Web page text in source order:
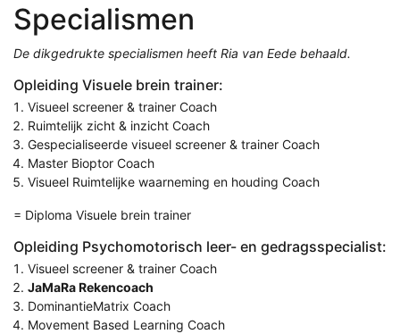
Specialismen
De dikgedrukte specialismen heeft Ria van Eede behaald.
Opleiding Visuele brein trainer:
Visueel screener & trainer Coach
Ruimtelijk zicht & inzicht Coach
Gespecialiseerde visueel screener & trainer Coach
Master Bioptor Coach
Visueel Ruimtelijke waarneming en houding Coach
= Diploma Visuele brein trainer
Opleiding Psychomotorisch leer- en gedragsspecialist:
Visueel screener & trainer Coach
JaMaRa Rekencoach
DominantieMatrix Coach
Movement Based Learning Coach